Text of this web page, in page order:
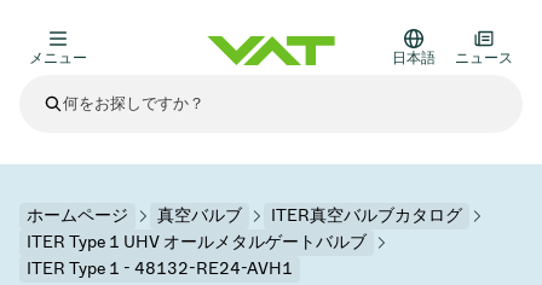
ニュース
日本語
メニュー
真空バルブ
ホームページ 真空バルブ
ITER真空バルブカタログ
ITER Type 1 UHV オールメタルゲートバルブ
ITER Type 1 - 48132-RE24-AVH1